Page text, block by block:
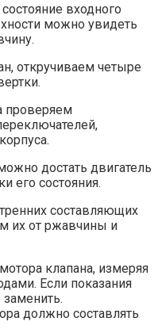
входного
можно увидеть
откручиваем четыре
проверяем
достать двигатель
его состояния.
составляющих
их от ржавчины и
клапана, измеряя
Если показания
должно составлять